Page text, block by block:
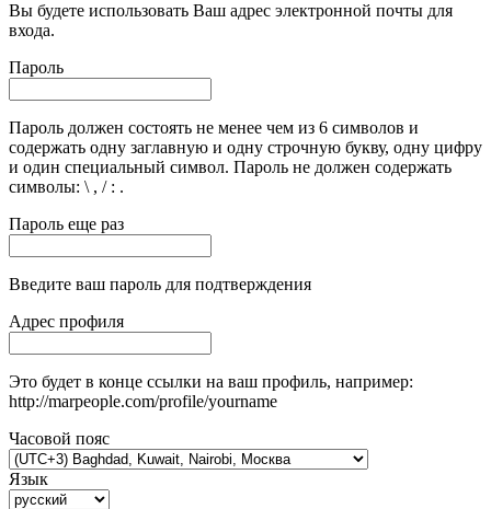
Вы будете использовать Ваш адрес электронной почты для
входа.
Пароль
Пароль должен состоять не менее чем из 6 символов и
содержать одну заглавную и одну строчную букву, одну цифру
и один специальный символ. Пароль не должен содержать
символы: \ , / : .
Пароль еще раз
Введите ваш пароль для подтверждения
Адрес профиля
Это будет в конце ссылки на ваш профиль, например:
http://marpeople.com/profile/yourname
Часовой пояс
Язык